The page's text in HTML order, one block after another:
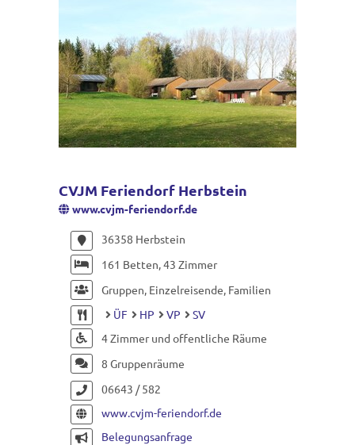
CVJM Feriendorf Herbstein
www.cvjm-feriendorf.de
36358 Herbstein
161 Betten, 43 Zimmer
Gruppen, Einzelreisende, Familien
ÜF
HP VP
SV
4 Zimmer und offentliche Räume
8 Gruppenräume
06643 / 582
www.cvjm-feriendorf.de
Belegungsanfrage